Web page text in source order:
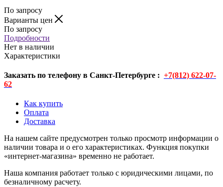
По запросу
Варианты цен
По запросу
Подробности
Нет в наличии
Характеристики
Заказать по телефону в Санкт-Петербурге : +7(812) 622-07-
62
Как купить
Оплата
Доставка
На нашем сайте предусмотрен только просмотр информации о
наличии товара и о его характеристиках. Функция покупки
«интернет-магазина» временно не работает.
Наша компания работает только с юридическими лицами, по
безналичному расчету.